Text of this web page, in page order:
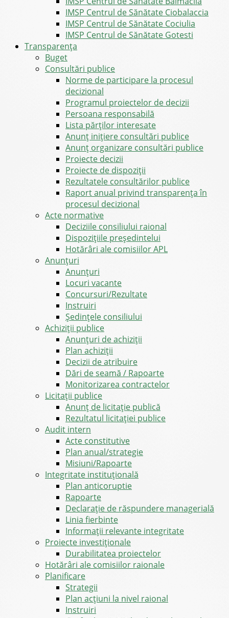
IMSP Centrul de Sănătate Ciobalaccia
IMSP Centrul de Sănătate Cociulia
IMSP Centrul de Sănătate Gotesti
Transparența
Buget
Consultări publice
Norme de participare la procesul
decizional
Programul proiectelor de decizii
Persoana responsabilă
Lista părților interesate
Anunț inițiere consultări publice
Anunț organizare consultări publice
Proiecte decizii
Proiecte de dispoziții
Rezultatele consultărilor publice
Raport anual privind transparenţa în
procesul decizional
Acte normative
Deciziile consiliului raional
Dispozițiile președintelui
Hotărâri ale comisiilor APL
Anunţuri
Anunţuri
Locuri vacante
Concursuri/Rezultate
Instruiri
Şedinţele consiliului
Achiziții publice
Anunțuri de achiziții
Plan achiziții
Decizii de atribuire
Dări de seamă / Rapoarte
Monitorizarea contractelor
Licitații publice
Anunț de licitație publică
Rezultatul licitației publice
Audit intern
Acte constitutive
Plan anual/strategie
Misiuni/Rapoarte
Integritate instituțională
Plan anticoruptie
Rapoarte
Declarație de răspundere managerială
Linia fierbinte
Informații relevante integritate
Proiecte investiționale
Durabilitatea proiectelor
Hotărâri ale comisiilor raionale
Planificare
Strategii
Plan acțiuni la nivel raional
Instruiri